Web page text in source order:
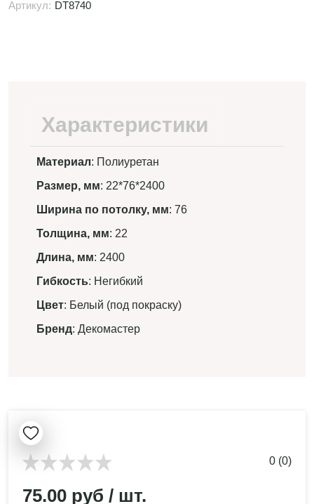
Артикул: DT8740
Характеристики
Материал: Полиуретан
Размер, мм: 22*76*2400
Ширина по потолку, мм: 76
Толщина, мм: 22
Длина, мм: 2400
Гибкость: Негибкий
Цвет: Белый (под покраску)
Бренд: Декомастер
0 (0)
75.00 руб / шт.